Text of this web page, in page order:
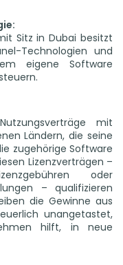
Sitz in Dubai besitzt
Technologien und
eigene Software
mit
Ländern, die seine
zugehörige Software
Lizenzverträgen –
oder
– qualifizieren
die Gewinne aus
unangetastet,
hilft, in neue